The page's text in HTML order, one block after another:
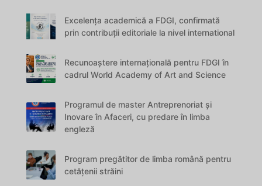
Excelența academică a FDGI, confirmată
prin contribuții editoriale la nivel international
Recunoaștere internațională pentru FDGI în
cadrul World Academy of Art and Science
Programul de master Antreprenoriat și
Inovare în Afaceri, cu predare în limba
engleză
Program pregătitor de limba română pentru
cetățenii străini